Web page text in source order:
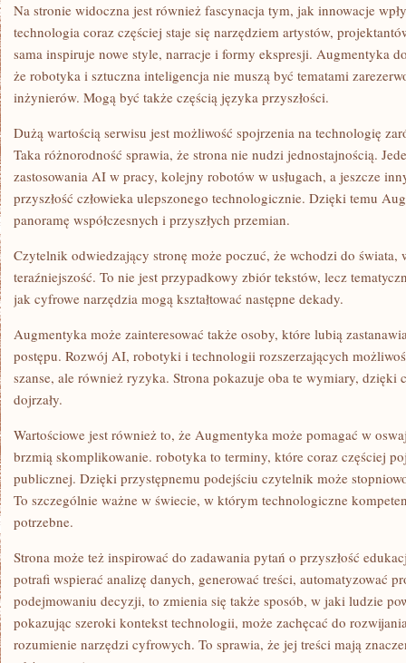
Na stronie widoczna jest również fascynacja tym, jak innowacje
technologia coraz częściej staje się narzędziem artystów,
sama inspiruje nowe style, narracje i formy ekspresji. Augmentyka
że robotyka i sztuczna inteligencja nie muszą być tematami
inżynierów. Mogą być także częścią języka przyszłości.
Dużą wartością serwisu jest możliwość spojrzenia na technologię
Taka różnorodność sprawia, że strona nie nudzi jednostajnością.
zastosowania AI w pracy, kolejny robotów w usługach, a jeszcze
przyszłość człowieka ulepszonego technologicznie. Dzięki temu
panoramę współczesnych i przyszłych przemian.
Czytelnik odwiedzający stronę może poczuć, że wchodzi do świata,
teraźniejszość. To nie jest przypadkowy zbiór tekstów, lecz
jak cyfrowe narzędzia mogą kształtować następne dekady.
Augmentyka może zainteresować także osoby, które lubią
postępu. Rozwój AI, robotyki i technologii rozszerzających
szanse, ale również ryzyka. Strona pokazuje oba te wymiary, dzięki
dojrzały.
Wartościowe jest również to, że Augmentyka może pomagać w
brzmią skomplikowanie. robotyka to terminy, które coraz częściej
publicznej. Dzięki przystępnemu podejściu czytelnik może
To szczególnie ważne w świecie, w którym technologiczne
potrzebne.
Strona może też inspirować do zadawania pytań o przyszłość
potrafi wspierać analizę danych, generować treści, automatyzować
podejmowaniu decyzji, to zmienia się także sposób, w jaki ludzie
pokazując szeroki kontekst technologii, może zachęcać do
rozumienie narzędzi cyfrowych. To sprawia, że jej treści mają